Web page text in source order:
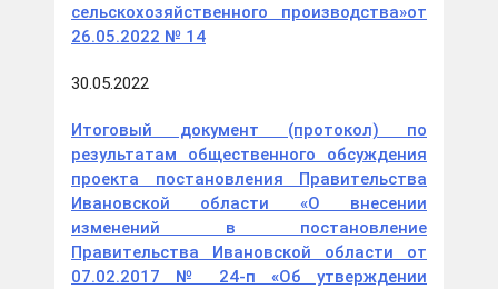
сельскохозяйственного производства»от
26.05.2022 № 14
30.05.2022
Итоговый документ (протокол) по
результатам общественного обсуждения
проекта постановления Правительства
Ивановской области «О внесении
изменений в постановление
Правительства Ивановской области от
07.02.2017 № 24-п «Об утверждении